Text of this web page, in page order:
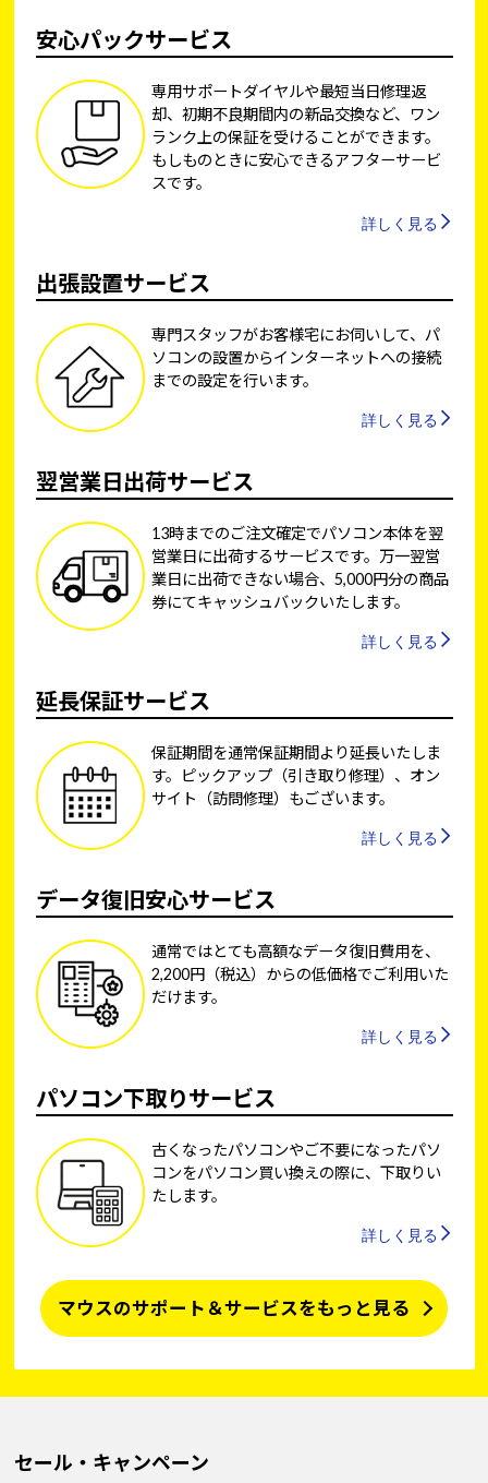
安心パックサービス
専用サポートダイヤルや最短当日修理返
却、初期不良期間内の新品交換など、ワン
ランク上の保証を受けることができます。
もしものときに安心できるアフターサービ
スです。
詳しく見る
出張設置サービス
専門スタッフがお客様宅にお伺いして、パ
ソコンの設置からインターネットへの接続
までの設定を行います。
詳しく見る
翌営業日出荷サービス
13時までのご注文確定でパソコン本体を翌
営業日に出荷するサービスです。万一翌営
業日に出荷できない場合、5,000円分の商品
券にてキャッシュバックいたします。
詳しく見る
延長保証サービス
保証期間を通常保証期間より延長いたしま
す。ピックアップ（引き取り修理）、オン
サイト（訪問修理）もございます。
詳しく見る
データ復旧安心サービス
通常ではとても高額なデータ復旧費用を、
2,200円（税込）からの低価格でご利用いた
だけます。
詳しく見る
パソコン下取りサービス
古くなったパソコンやご不要になったパソ
コンをパソコン買い換えの際に、下取りい
たします。
詳しく見る
マウスのサポート＆サービスをもっと見る
セール・キャンペーン